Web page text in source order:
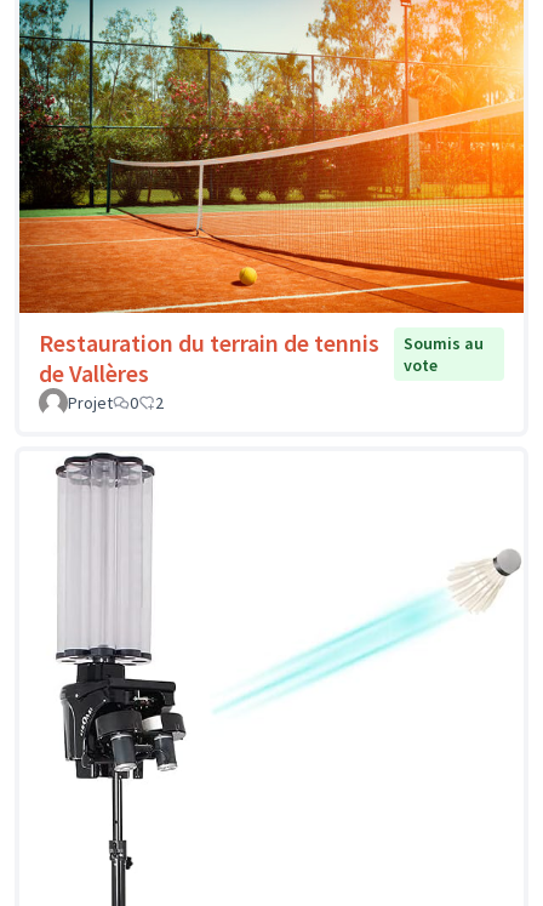
Restauration du terrain de tennis
de Vallères
Soumis au
vote
Projet
0 2